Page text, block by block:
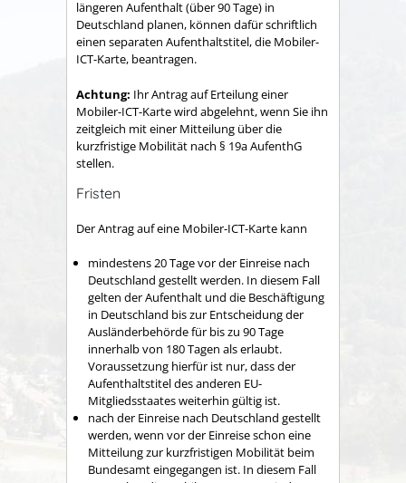
längeren Aufenthalt (über 90 Tage) in
Deutschland planen, können dafür schriftlich
einen separaten Aufenthaltstitel, die Mobiler-
ICT-Karte, beantragen.
Achtung: Ihr Antrag auf Erteilung einer
Mobiler-ICT-Karte wird abgelehnt, wenn Sie ihn
zeitgleich mit einer Mitteilung über die
kurzfristige Mobilität nach § 19a AufenthG
stellen.
Fristen
Der Antrag auf eine Mobiler-ICT-Karte kann
mindestens 20 Tage vor der Einreise nach
Deutschland gestellt werden. In diesem Fall
gelten der Aufenthalt und die Beschäftigung
in Deutschland bis zur Entscheidung der
Ausländerbehörde für bis zu 90 Tage
innerhalb von 180 Tagen als erlaubt.
Voraussetzung hierfür ist nur, dass der
Aufenthaltstitel des anderen EU-
Mitgliedsstaates weiterhin gültig ist.
nach der Einreise nach Deutschland gestellt
werden, wenn vor der Einreise schon eine
Mitteilung zur kurzfristigen Mobilität beim
Bundesamt eingegangen ist. In diesem Fall